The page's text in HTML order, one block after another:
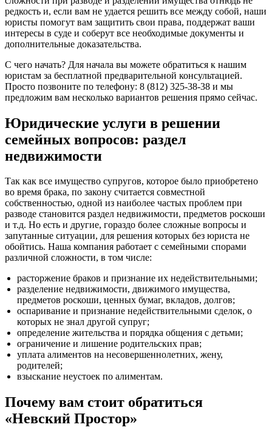
редкость и, если вам не удается решить все между собой, наши
юристы помогут вам защитить свои права, поддержат ваши
интересы в суде и соберут все необходимые документы и
дополнительные доказательства.
С чего начать? Для начала вы можете обратиться к нашим
юристам за бесплатной предварительной консультацией.
Просто позвоните по телефону: 8 (812) 325-38-38 и мы
предложим вам несколько вариантов решения прямо сейчас.
Юридические услуги в решении
семейных вопросов: раздел
недвижимости
Так как все имущество супругов, которое было приобретено
во время брака, по закону считается совместной
собственностью, одной из наиболее частых проблем при
разводе становится раздел недвижимости, предметов роскоши
и т.д. Но есть и другие, гораздо более сложные вопросы и
запутанные ситуации, для решения которых без юриста не
обойтись. Наша компания работает с семейными спорами
различной сложности, в том числе:
расторжение браков и признание их недействительными;
разделение недвижимости, движимого имущества,
предметов роскоши, ценных бумаг, вкладов, долгов;
оспаривание и признание недействительными сделок, о
которых не знал другой супруг;
определение жительства и порядка общения с детьми;
ограничение и лишение родительских прав;
уплата алиментов на несовершеннолетних, жену,
родителей;
взыскание неустоек по алиментам.
Почему вам стоит обратиться
«Невский Простор»